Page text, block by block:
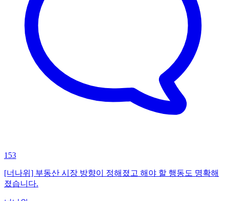
153
[너나위] 부동산 시장 방향이 정해졌고 해야 할 행동도 명확해
졌습니다.